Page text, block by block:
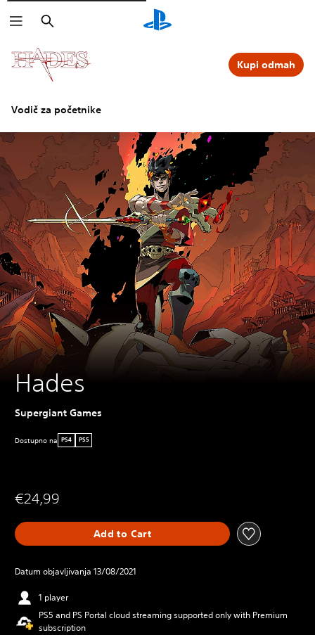
Pretraži
Vodič za početnike
Kupi odmah
Hades
Supergiant Games
Dostupno na PS4 PS5
€24,99
Add to Cart
Datum objavljivanja 13/08/2021
1 player
PS5 and PS Portal cloud streaming supported only with Premium
subscription